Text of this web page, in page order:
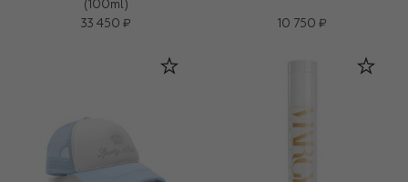
(100ml)
33 450 ₽
10 750 ₽